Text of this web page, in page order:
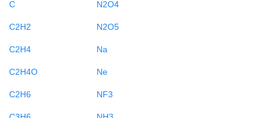
C
C2H2
C2H4
C2H4O
C2H6
N2O4
N2O5
Na
Ne
NF3